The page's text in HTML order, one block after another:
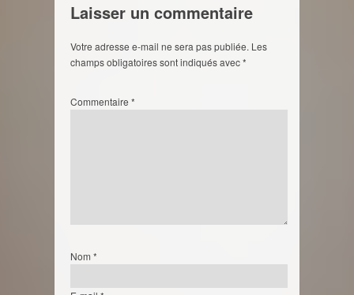
Laisser un commentaire
Votre adresse e-mail ne sera pas publiée. Les
champs obligatoires sont indiqués avec*
Commentaire *
Nom *